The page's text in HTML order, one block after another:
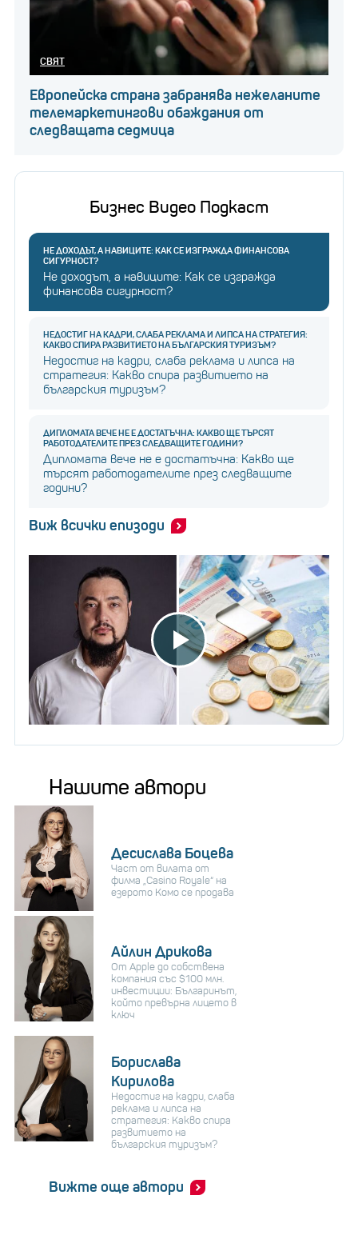
СВЯТ
Европейска страна забранява нежеланите
телемаркетингови обаждания от
следващата седмица
Бизнес Видео Подкаст
НЕ ДОХОДЪТ, А НАВИЦИТЕ: КАК СЕ ИЗГРАЖДА ФИНАНСОВА
СИГУРНОСТ?
Не доходът, а навиците: Как се изгражда
финансова сигурност?
НЕДОСТИГ НА КАДРИ, СЛАБА РЕКЛАМА И ЛИПСА НА СТРАТЕГИЯ:
КАКВО СПИРА РАЗВИТИЕТО НА БЪЛГАРСКИЯ ТУРИЗЪМ?
Недостиг на кадри, слаба реклама и липса на
стратегия: Какво спира развитието на
българския туризъм?
ДИПЛОМАТА ВЕЧЕ НЕ Е ДОСТАТЪЧНА: КАКВО ЩЕ ТЪРСЯТ
РАБОТОДАТЕЛИТЕ ПРЕЗ СЛЕДВАЩИТЕ ГОДИНИ?
Дипломата вече не е достатъчна: Какво ще
търсят работодателите през следващите
години?
Виж всички епизоди
Нашите автори
Десислава Боцева
Част от вилата от
филма „Casino Royale“ на
езерото Комо се продава
Айлин Дрикова
От Apple до собствена
компания със $100 млн.
инвестиции: Българинът,
който превърна лицето в
ключ
Борислава
Кирилова
Недостиг на кадри, слаба
реклама и липса на
стратегия: Какво спира
развитието на
българския туризъм?
Вижте още автори